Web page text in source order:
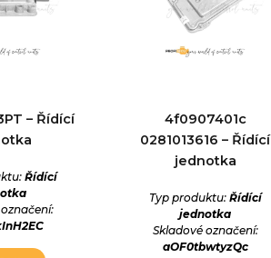
– Řídící
Řídící
4f0907401c
0281013616 – Řídící
jednotka
Typ produktu: Řídící
jednotka
Skladové označení:
aOF0tbwtyzQc